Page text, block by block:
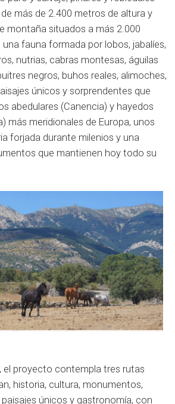
más de 2.400 metros de altura y
montaña situados a más 2.000
fauna formada por lobos, jabalíes,
nutrias, cabras montesas, águilas
negros, buhos reales, alimoches,
únicos y sorprendentes que
abedulares (Canencia) y hayedos
más meridionales de Europa, unos
forjada durante milenios y una
que mantienen hoy todo su
el proyecto contempla tres rutas
historia, cultura, monumentos,
únicos y gastronomía, con